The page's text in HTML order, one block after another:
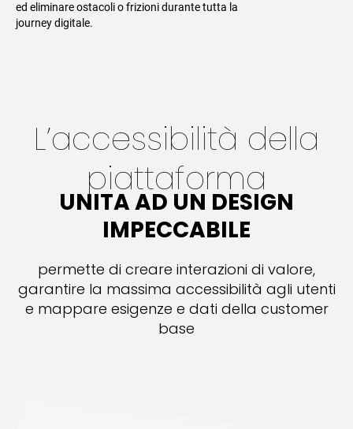
ed eliminare ostacoli o frizioni durante tutta la
journey digitale.
L’accessibilità della
piattaforma
UNITA AD UN DESIGN
IMPECCABILE
permette di creare interazioni di valore,
garantire la massima accessibilità agli utenti
e mappare esigenze e dati della customer
base